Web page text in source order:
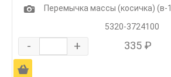
1
Перемычка массы (косичка) (в-
5320-3724100
- + 335 ₽
Ä